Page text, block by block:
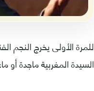
للمرة الأولى يخرج النجم
السيدة المغربية ماجدة